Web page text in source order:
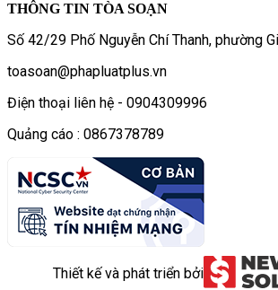
THÔNG TIN TÒA SOẠN
Số 42/29 Phố Nguyễn Chí Thanh, phường
toasoan@phapluatplus.vn
Điện thoại liên hệ - 0904309996
Quảng cáo : 0867378789
Thiết kế và phát triển bởi